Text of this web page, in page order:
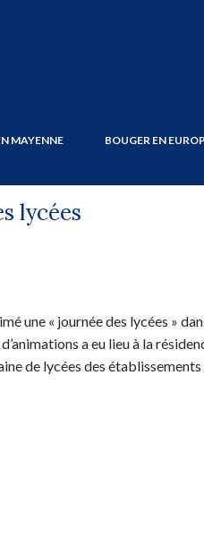
MAYENNE BOUGER EN
:marion
lycées
une « journée des lycées »
a eu lieu à la
de lycées des